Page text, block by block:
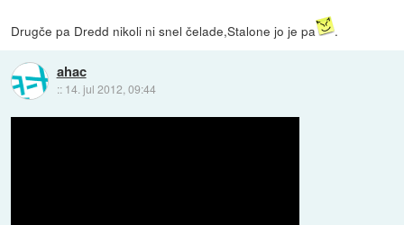
Drugče pa Dredd nikoli ni snel čelade,Stalone jo je pa .
ahac
:: 14. jul 2012, 09:44